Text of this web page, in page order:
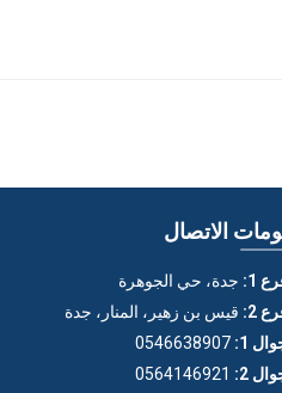
الاتصال
1:
جدة، حي الجوهرة
2:
قيس بن زهير، المنار، جدة
1:
0546638907
2:
0564146921